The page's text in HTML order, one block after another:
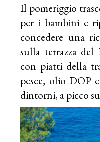
Il pomeriggio
per i bambini e
concedere una
sulla terrazza del
con piatti della
pesce, olio DOP
dintorni, a picco